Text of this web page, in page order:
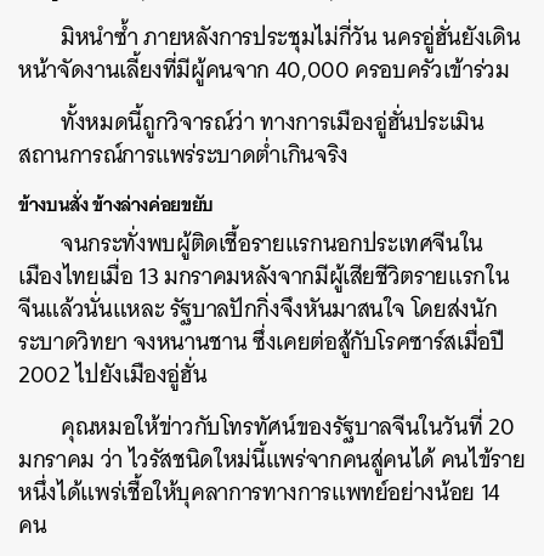
มิหนำซ้ำ ภายหลังการประชุมไม่กี่วัน นครอู่ฮั่นยังเดิน
หน้าจัดงานเลี้ยงที่มีผู้คนจาก 40,000 ครอบครัวเข้าร่วม
ทั้งหมดนี้ถูกวิจารณ์ว่า ทางการเมืองอู่ฮั่นประเมิน
สถานการณ์การแพร่ระบาดต่ำเกินจริง
ข้างบนสั่ง ข้างล่างค่อยขยับ
จนกระทั่งพบผู้ติดเชื้อรายแรกนอกประเทศจีนใน
เมืองไทยเมื่อ 13 มกราคมหลังจากมีผู้เสียชีวิตรายแรกใน
จีนแล้วนั่นแหละ รัฐบาลปักกิ่งจึงหันมาสนใจ โดยส่งนัก
ระบาดวิทยา จงหนานชาน ซึ่งเคยต่อสู้กับโรคซาร์สเมื่อปี
2002 ไปยังเมืองอู่ฮั่น
คุณหมอให้ข่าวกับโทรทัศน์ของรัฐบาลจีนในวันที่ 20
มกราคม ว่า ไวรัสชนิดใหม่นี้แพร่จากคนสู่คนได้ คนไข้ราย
หนึ่งได้แพร่เชื้อให้บุคลาการทางการแพทย์อย่างน้อย 14
คน
SHARE TWEET LINE EMAIL